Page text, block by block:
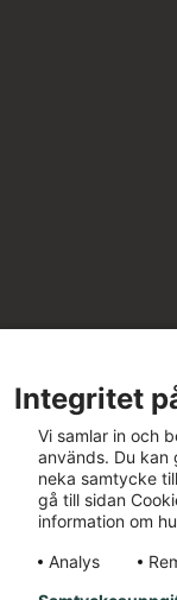
Integritet
Vi samlar in och
används. Du kan
neka samtycke
gå till sidan
information om
Analys